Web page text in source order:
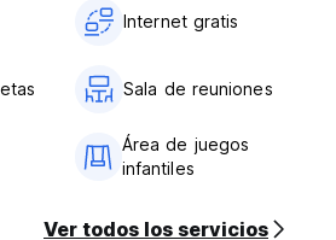
Internet gratis
Sala de reuniones
Área de juegos
infantiles
Ver todos los servicios